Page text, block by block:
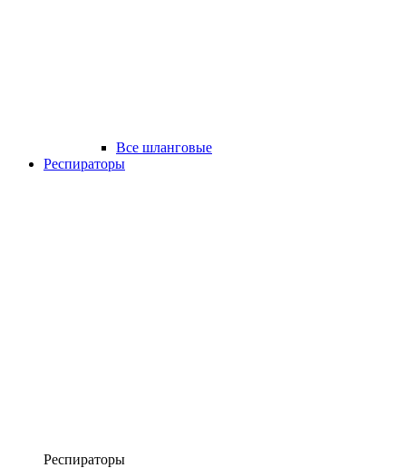
Все шланговые
Респираторы
Респираторы